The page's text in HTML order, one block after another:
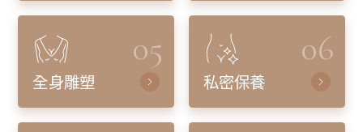
05
全身雕塑
06
私密保養